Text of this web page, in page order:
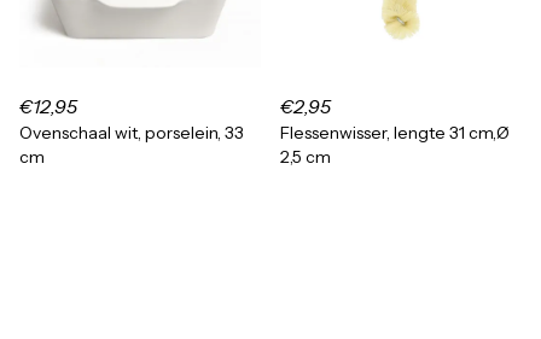
€12,95
Ovenschaal wit, porselein, 33
cm
€2,95
Flessenwisser, lengte 31 cm,Ø
2,5 cm